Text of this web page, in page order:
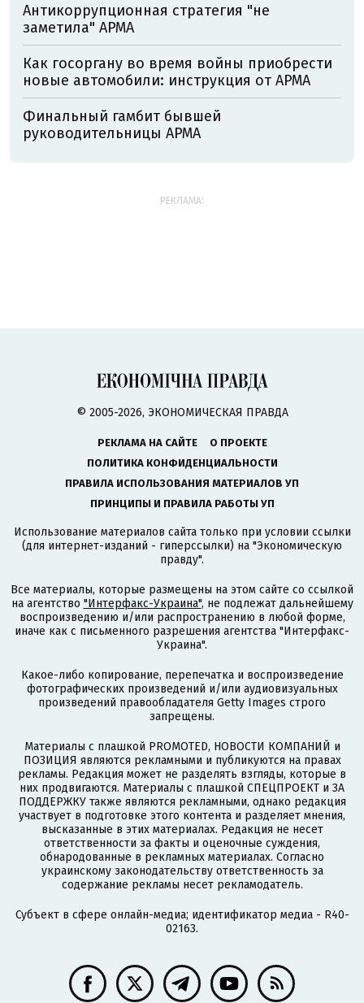
Антикоррупционная стратегия "не
заметила" АРМА
Как госоргану во время войны приобрести
новые автомобили: инструкция от АРМА
Финальный гамбит бывшей
руководительницы АРМА
РЕКЛАМА:
© 2005-2026, ЭКОНОМИЧЕСКАЯ ПРАВДА
РЕКЛАМА НА САЙТЕ
О ПРОЕКТЕ
ПОЛИТИКА КОНФИДЕНЦИАЛЬНОСТИ
ПРАВИЛА ИСПОЛЬЗОВАНИЯ МАТЕРИАЛОВ УП
ПРИНЦИПЫ И ПРАВИЛА РАБОТЫ УП
Использование материалов сайта только при условии ссылки
(для интернет-изданий - гиперссылки) на "Экономическую
правду".
Все материалы, которые размещены на этом сайте со ссылкой
на агентство "Интерфакс-Украина", не подлежат дальнейшему
воспроизведению и/или распространению в любой форме,
иначе как с письменного разрешения агентства "Интерфакс-
Украина".
Какое-либо копирование, перепечатка и воспроизведение
фотографических произведений и/или аудиовизуальных
произведений правообладателя Getty Images строго
запрещены.
Материалы с плашкой PROMOTED, НОВОСТИ КОМПАНИЙ и
ПОЗИЦИЯ являются рекламными и публикуются на правах
рекламы. Редакция может не разделять взгляды, которые в
них продвигаются. Материалы с плашкой СПЕЦПРОЕКТ и ЗА
ПОДДЕРЖКУ также являются рекламными, однако редакция
участвует в подготовке этого контента и разделяет мнения,
высказанные в этих материалах. Редакция не несет
ответственности за факты и оценочные суждения,
обнародованные в рекламных материалах. Согласно
украинскому законодательству ответственность за
содержание рекламы несет рекламодатель.
Субъект в сфере онлайн-медиа; идентификатор медиа - R40-
02163.